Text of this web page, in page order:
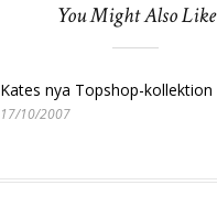
You Might Also Like
Kates nya Topshop-kollektion
17/10/2007